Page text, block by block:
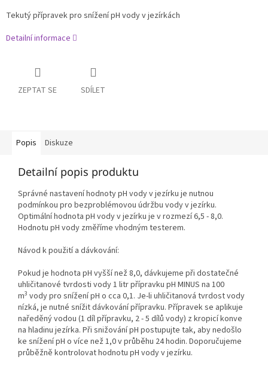
Tekutý přípravek pro snížení pH vody v jezírkách
Detailní informace
ZEPTAT SE SDÍLET
Popis Diskuze
Detailní popis produktu
Správné nastavení hodnoty pH vody v jezírku je nutnou
podmínkou pro bezproblémovou údržbu vody v jezírku.
Optimální hodnota pH vody v jezírku je v rozmezí 6,5 - 8,0.
Hodnotu pH vody změříme vhodným testerem.
Návod k použití a dávkování:
Pokud je hodnota pH vyšší než 8,0, dávkujeme při dostatečné
uhličitanové tvrdosti vody 1 litr přípravku pH MINUS na 100
m3 vody pro snížení pH o cca 0,1. Je-li uhličitanová tvrdost vody
nízká, je nutné snížit dávkování přípravku. Přípravek se aplikuje
naředěný vodou (1 díl přípravku, 2 - 5 dílů vody) z kropicí konve
na hladinu jezírka. Při snižování pH postupujte tak, aby nedošlo
ke snížení pH o více než 1,0 v průběhu 24 hodin. Doporučujeme
průběžně kontrolovat hodnotu pH vody v jezírku.